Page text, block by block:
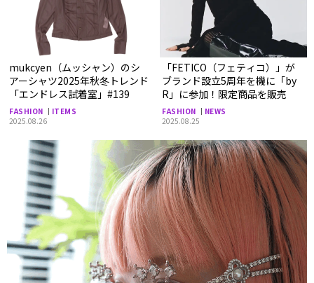
mukcyen（ムッシャン）のシ
アーシャツ2025年秋冬トレンド
「エンドレス試着室」#139
FASHION
ITEMS
2025.08.26
「FETICO（フェティコ）」が
ブランド設立5周年を機に「by
R」に参加！限定商品を販売
FASHION
NEWS
2025.08.25